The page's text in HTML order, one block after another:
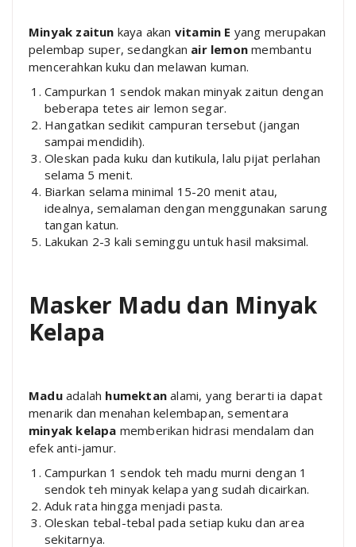
Minyak zaitun kaya akan vitamin E yang merupakan
pelembap super, sedangkan air lemon membantu
mencerahkan kuku dan melawan kuman.
Campurkan 1 sendok makan minyak zaitun dengan
beberapa tetes air lemon segar.
Hangatkan sedikit campuran tersebut (jangan
sampai mendidih).
Oleskan pada kuku dan kutikula, lalu pijat perlahan
selama 5 menit.
Biarkan selama minimal 15-20 menit atau,
idealnya, semalaman dengan menggunakan sarung
tangan katun.
Lakukan 2-3 kali seminggu untuk hasil maksimal.
Masker Madu dan Minyak
Kelapa
Maduadalah humektan alami, yang berarti ia dapat
menarik dan menahan kelembapan, sementara
minyak kelapa memberikan hidrasi mendalam dan
efek anti-jamur.
Campurkan 1 sendok teh madu murni dengan 1
sendok teh minyak kelapa yang sudah dicairkan.
Aduk rata hingga menjadi pasta.
Oleskan tebal-tebal pada setiap kuku dan area
sekitarnya.